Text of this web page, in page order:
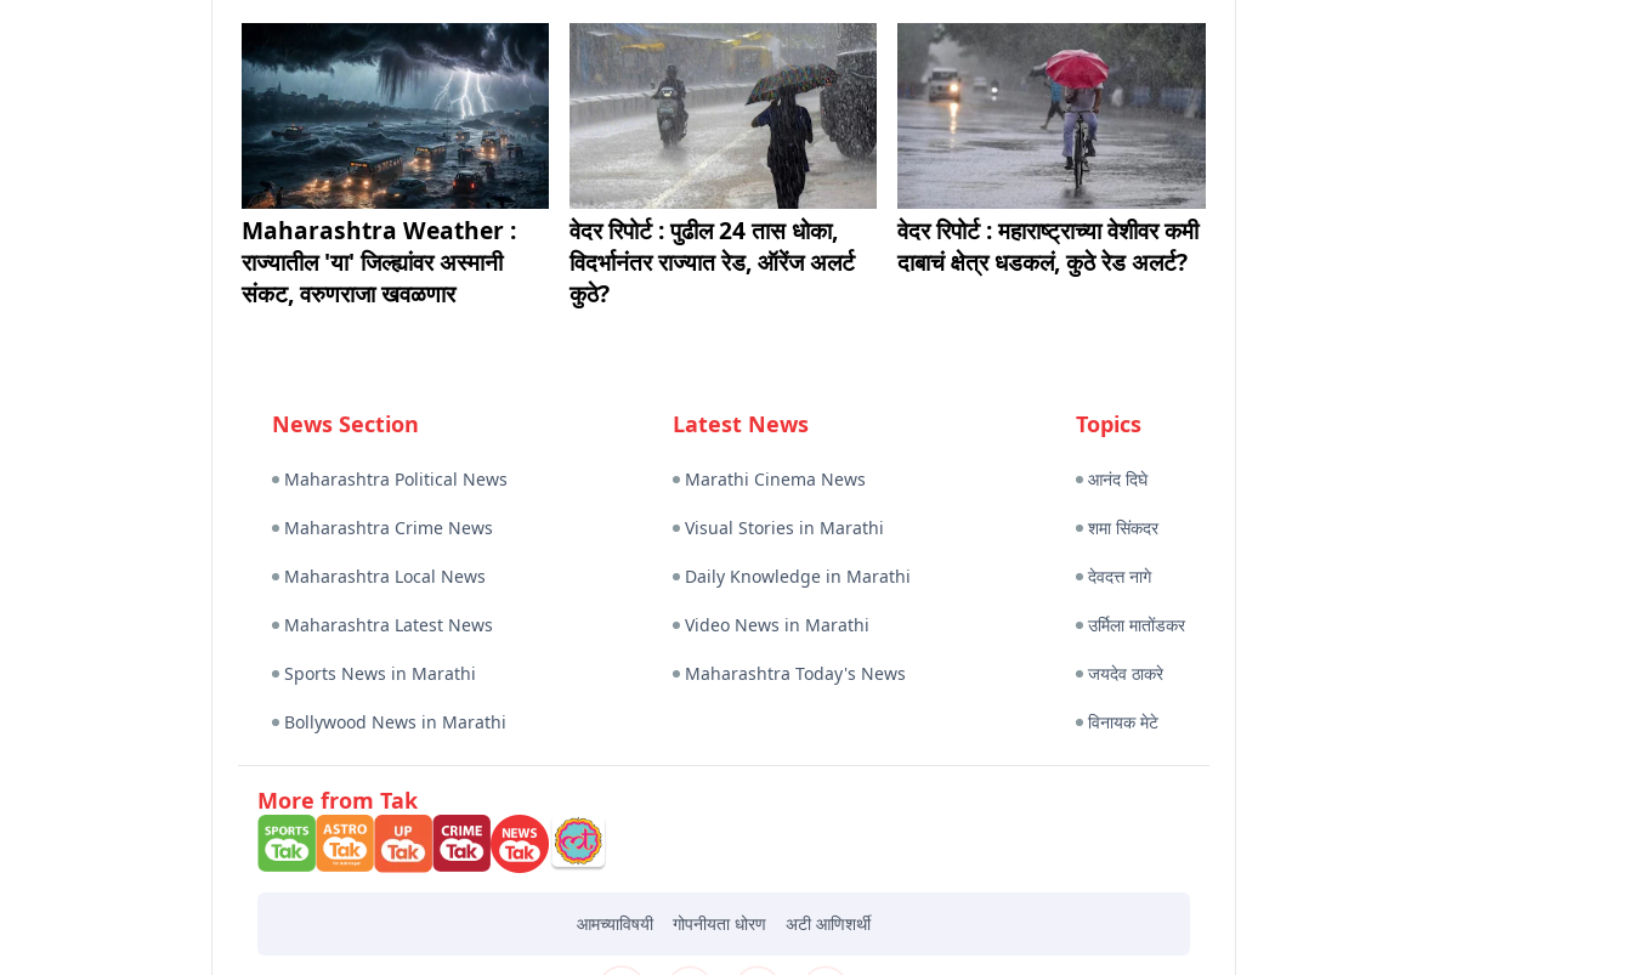
Maharashtra Weather :
राज्यातील 'या' जिल्ह्यांवर अस्मानी
संकट, वरुणराजा खवळणार
वेदर रिपोर्ट : पुढील 24 तास धोका,
विदर्भानंतर राज्यात रेड, ऑरेंज अलर्ट
कुठे?
वेदर रिपोर्ट : महाराष्ट्राच्या वेशीवर कमी
दाबाचं क्षेत्र धडकलं, कुठे रेड अलर्ट?
News Section
Maharashtra Political News
Maharashtra Crime News
Maharashtra Local News
Maharashtra Latest News
Sports News in Marathi
Bollywood News in Marathi
Latest News
Marathi Cinema News
Visual Stories in Marathi
Daily Knowledge in Marathi
Video News in Marathi
Maharashtra Today's News
Topics
आनंद दिघे
शमा सिंकदर
देवदत्त नागे
उर्मिला मातोंडकर
जयदेव ठाकरे
विनायक मेटे
More from Tak
आमच्याविषयी गोपनीयता धोरण अटी आणिशर्थी